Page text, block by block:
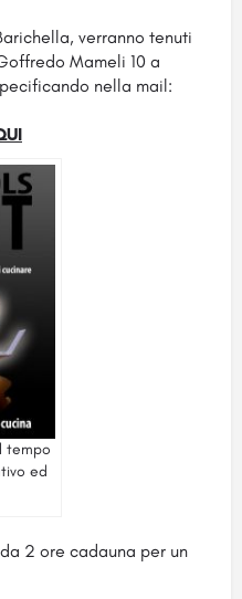
verranno tenuti
Mameli 10 a
nella mail:
tempo
ed
2 ore cadauna per un